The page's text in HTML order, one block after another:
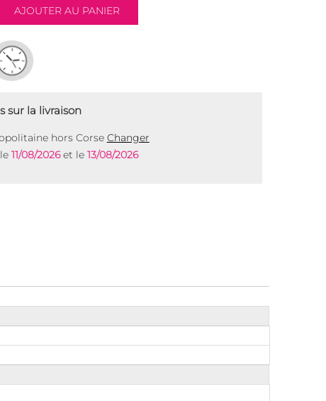
sur la livraison
hors Corse Changer
11/08/2026et le 13/08/2026